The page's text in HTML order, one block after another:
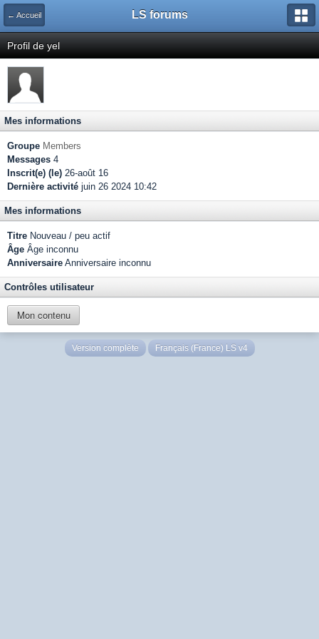
← Accueil LS forums
Profil de yel
Mes informations
Groupe Members
Messages 4
Inscrit(e) (le) 26-août 16
Dernière activité juin 26 2024 10:42
Mes informations
Titre Nouveau / peu actif
Âge Âge inconnu
Anniversaire Anniversaire inconnu
Contrôles utilisateur
Mon contenu
Version complète Français (France) LS v4